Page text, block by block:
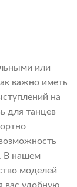
или
важно иметь
на
для танцев
В нашем
моделей
вас удобную